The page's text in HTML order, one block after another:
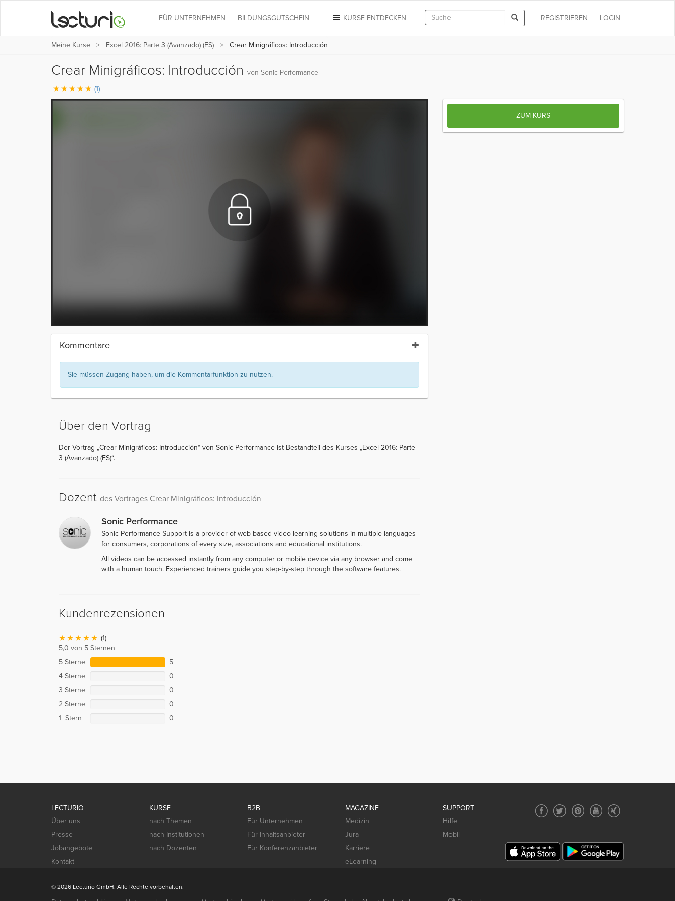
LOGIN
REGISTRIEREN
KURSE ENTDECKEN
FÜR UNTERNEHMEN BILDUNGSGUTSCHEIN
Meine Kurse Excel 2016: Parte 3 (Avanzado) (ES) Crear Minigráficos: Introducción
Crear Minigráficos: Introducción von Sonic Performance
(1)
Kommentare
Sie müssen Zugang haben, um die Kommentarfunktion zu nutzen.
Über den Vortrag
Der Vortrag „Crear Minigráficos: Introducción“ von Sonic Performance ist Bestandteil des Kurses „Excel 2016: Parte
3 (Avanzado) (ES)“.
Dozent des Vortrages Crear Minigráficos: Introducción
Sonic Performance
Sonic Performance Support is a provider of web-based video learning solutions in multiple languages
for consumers, corporations of every size, associations and educational institutions.
All videos can be accessed instantly from any computer or mobile device via any browser and come
with a human touch. Experienced trainers guide you step-by-step through the software features.
Kundenrezensionen
(1)
5,0 von 5 Sternen
5 Sterne
5
4 Sterne
0
3 Sterne
0
2 Sterne
0
1 Stern
0
ZUM KURS
LECTURIO
Über uns
Presse
Jobangebote
Kontakt
KURSE
nach Themen
nach Institutionen
nach Dozenten
B2B
Für Unternehmen
Für Inhaltsanbieter
Für Konferenzanbieter
MAGAZINE
Medizin
Jura
Karriere
eLearning
SUPPORT
Hilfe
Mobil
© 2026 Lecturio GmbH. Alle Rechte vorbehalten.